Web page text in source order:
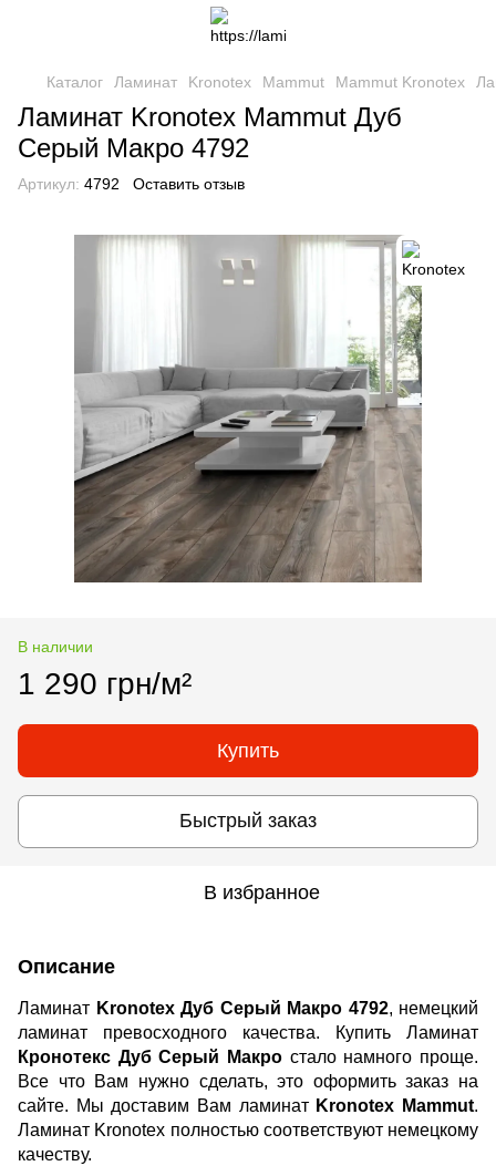
Каталог Ламинат Kronotex Mammut Mammut Kronotex
Ламинат Kronotex Mammut Дуб
Серый Макро 4792
Артикул: 4792 Оставить отзыв
В наличии
1 290 грн/м²
Купить
Быстрый заказ
В избранное
Описание
Ламинат Kronotex Дуб Серый Макро 4792, немецкий
ламинат превосходного качества. Купить Ламинат
Кронотекс Дуб Серый Макро стало намного проще.
Все что Вам нужно сделать, это оформить заказ на
сайте. Мы доставим Вам ламинат Kronotex Mammut.
Ламинат Kronotex полностью соответствуют немецкому
качеству.